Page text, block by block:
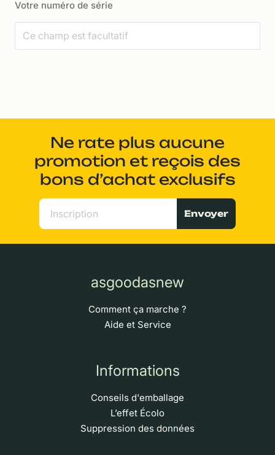
Votre numéro de série
Ne rate plus aucune
promotion et reçois des
bons d’achat exclusifs
Envoyer
asgoodasnew
Comment ça marche ?
Aide et Service
Informations
Conseils d'emballage
L’effet Écolo
Suppression des données